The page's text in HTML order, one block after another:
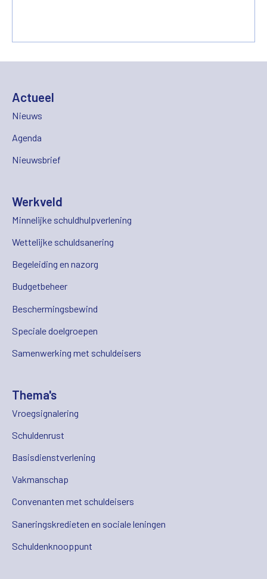
Actueel
Nieuws
Agenda
Nieuwsbrief
Werkveld
Minnelijke schuldhulpverlening
Wettelijke schuldsanering
Begeleiding en nazorg
Budgetbeheer
Beschermingsbewind
Speciale doelgroepen
Samenwerking met schuldeisers
Thema's
Vroegsignalering
Schuldenrust
Basisdienstverlening
Vakmanschap
Convenanten met schuldeisers
Saneringskredieten en sociale leningen
Schuldenknooppunt